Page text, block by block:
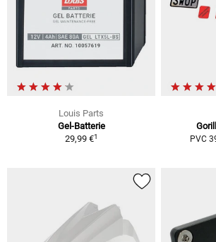
Louis Parts
Gel-Batterie
29,99 €1 PVC